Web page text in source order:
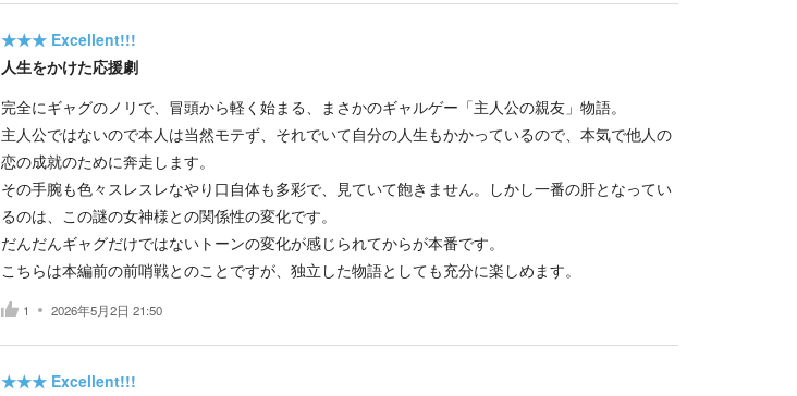
★★★ Excellent!!!
人生をかけた応援劇
完全にギャグのノリで、冒頭から軽く始まる、まさかのギャルゲー「主人公の親友」物語。
主人公ではないので本人は当然モテず、それでいて自分の人生もかかっているので、本気で他人の
恋の成就のために奔走します。
その手腕も色々スレスレなやり口自体も多彩で、見ていて飽きません。しかし一番の肝となってい
るのは、この謎の女神様との関係性の変化です。
だんだんギャグだけではないトーンの変化が感じられてからが本番です。
こちらは本編前の前哨戦とのことですが、独立した物語としても充分に楽しめます。
1 2026年5月2日 21:50
★★★ Excellent!!!